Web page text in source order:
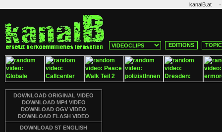
kanalB.at ·
EDITIONS
DOWNLOAD ORIGINAL VIDEO
DOWNLOAD MP4 VIDEO
DOWNLOAD OGV VIDEO
DOWNLOAD FLASH VIDEO
DOWNLOAD ST ENGLISH